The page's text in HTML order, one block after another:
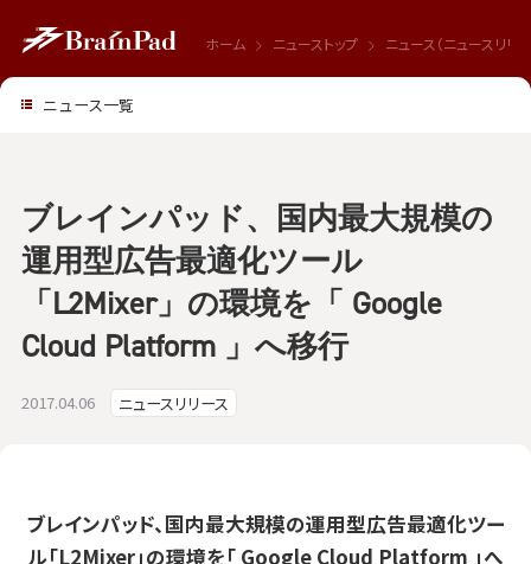
ホーム ニューストップ ニュース（ニュースリリー
2017.04.06 ニュースリリース
ブレインパッド、国内最大規模の
運用型広告最適化ツール
「L2Mixer」の環境を「 Google
Cloud Platform 」へ移行
ブレインパッド、国内最大規模の運用型広告最適化ツー
ル「L2Mixer」の環境を「 Google Cloud Platform 」へ
ニュース一覧